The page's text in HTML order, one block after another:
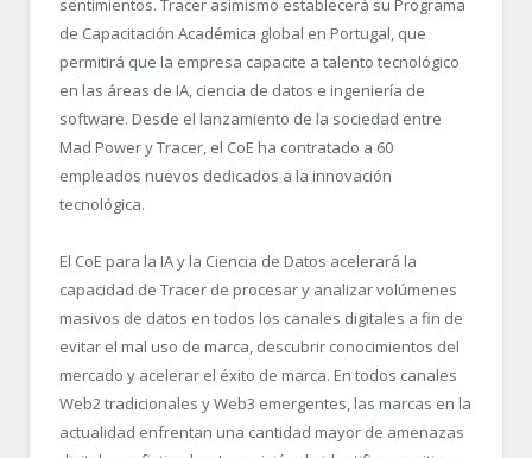
sentimientos. Tracer asimismo establecerá su Programa
de Capacitación Académica global en Portugal, que
permitirá que la empresa capacite a talento tecnológico
en las áreas de IA, ciencia de datos e ingeniería de
software. Desde el lanzamiento de la sociedad entre
Mad Power y Tracer, el CoE ha contratado a 60
empleados nuevos dedicados a la innovación
tecnológica.
El CoE para la IA y la Ciencia de Datos acelerará la
capacidad de Tracer de procesar y analizar volúmenes
masivos de datos en todos los canales digitales a fin de
evitar el mal uso de marca, descubrir conocimientos del
mercado y acelerar el éxito de marca. En todos canales
Web2 tradicionales y Web3 emergentes, las marcas en la
actualidad enfrentan una cantidad mayor de amenazas